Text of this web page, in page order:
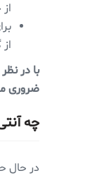
ضروری
چه